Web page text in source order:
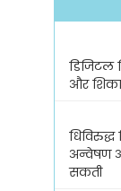
डिजिटल
और
अन्वेषण
सकती